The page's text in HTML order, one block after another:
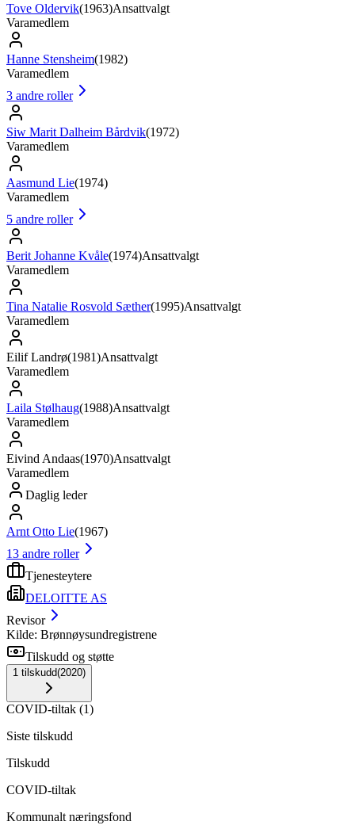
Tove Oldervik(1963)Ansattvalgt
Varamedlem
Hanne Stensheim(1982)
Varamedlem
3 andre roller
Siw Marit Dalheim Bårdvik(1972)
Varamedlem
Aasmund Lie(1974)
Varamedlem
5 andre roller
Berit Johanne Kvåle(1974)Ansattvalgt
Varamedlem
Tina Natalie Rosvold Sæther(1995)Ansattvalgt
Varamedlem
Eilif Landrø(1981)Ansattvalgt
Varamedlem
Laila Stølhaug(1988)Ansattvalgt
Varamedlem
Eivind Andaas(1970)Ansattvalgt
Varamedlem
Daglig leder
Arnt Otto Lie(1967)
13 andre roller
Tjenesteytere
DELOITTE AS
Revisor
Kilde: Brønnøysundregistrene
Tilskudd og støtte
1 tilskudd(2020)
COVID-tiltak (1)
Siste tilskudd
Tilskudd
COVID-tiltak
Kommunalt næringsfond